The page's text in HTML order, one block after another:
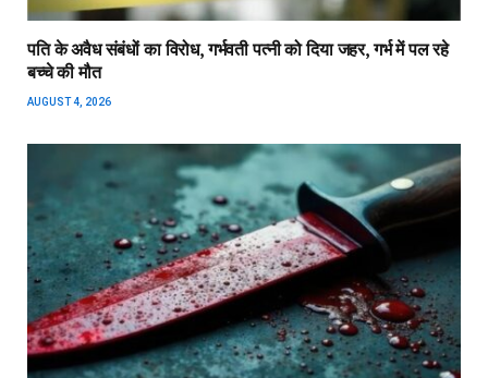
पति के अवैध संबंधों का विरोध, गर्भवती पत्नी को दिया जहर, गर्भ में पल रहे
बच्चे की मौत
AUGUST 4, 2026